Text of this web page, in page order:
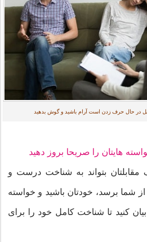
در حال حرف زدن است آرام باشید و گوش بدهید
هایتان را صریحا بروز دهید
بتواند به شناخت درست و
شما برسد، خودتان باشید و خواسته
کنید تا شناخت کامل خود را برای